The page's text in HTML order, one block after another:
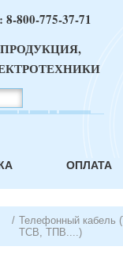
8-800-775-37-71
ОПЛАТА
/ Телефонный кабель
ТСВ, ТПВ....)